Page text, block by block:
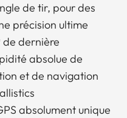
de tir, pour des
précision ultime
de dernière
absolue de
et de navigation
absolument unique